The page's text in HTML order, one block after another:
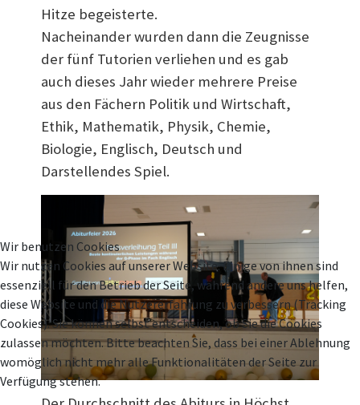
Hitze begeisterte.
Nacheinander wurden dann die Zeugnisse
der fünf Tutorien verliehen und es gab
auch dieses Jahr wieder mehrere Preise
aus den Fächern Politik und Wirtschaft,
Ethik, Mathematik, Physik, Chemie,
Biologie, Englisch, Deutsch und
Darstellendes Spiel.
Wir benutzen Cookies
Wir nutzen Cookies auf unserer Website. Einige von ihnen sind
essenziell für den Betrieb der Seite, während andere uns helfen,
diese Website und die Nutzererfahrung zu verbessern (Tracking
Cookies). Sie können selbst entscheiden, ob Sie die Cookies
zulassen möchten. Bitte beachten Sie, dass bei einer Ablehnung
womöglich nicht mehr alle Funktionalitäten der Seite zur
Verfügung stehen.